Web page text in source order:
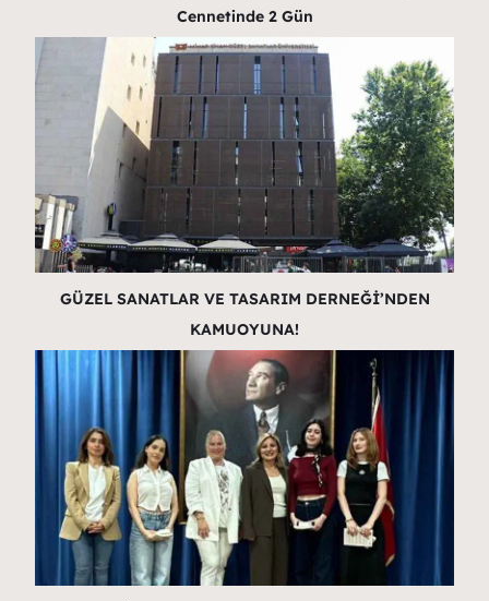
Cennetinde 2 Gün
GÜZEL SANATLAR VE TASARIM DERNEĞİ’NDEN
KAMUOYUNA!